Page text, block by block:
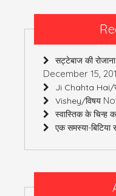
सट्टेबाज की
December 15,
Ji Chahta Hai/
Vishey/विषय
स्वास्तिक के चिन्ह
एक समस्या-बिटिया